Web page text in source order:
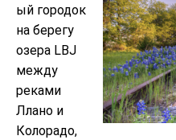
ый городок
на берегу
озера LBJ
между
реками
Ллано и
Колорадо,